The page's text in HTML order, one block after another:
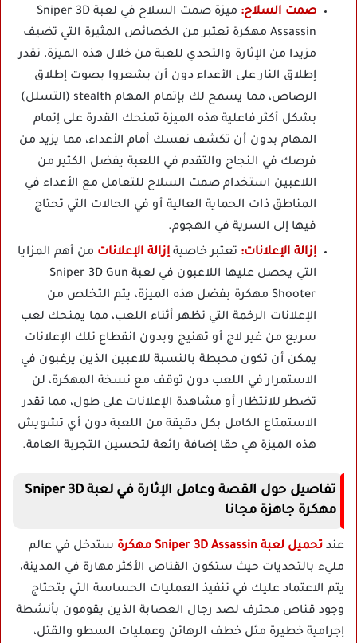
صمت السلاح:
ميزة صمت السلاح في لعبة Sniper 3D
Assassin مهكرة تعتبر من الخصائص المثيرة التي تضيف
مزيدا من الإثارة والتحدي للعبة من خلال هذه الميزة، تقدر
إطلاق النار على الأعداء دون أن يشعروا بصوت إطلاق
الرصاص، مما يسمح لك بإتمام المهام stealth (التسلل)
بشكل أكثر فاعلية هذه الميزة تمنحك القدرة على إتمام
المهام بدون أن تكشف نفسك أمام الأعداء، مما يزيد من
فرصك في النجاح والتقدم في اللعبة يفضل الكثير من
اللاعبين استخدام صمت السلاح للتعامل مع الأعداء في
المناطق ذات الحماية العالية أو في الحالات التي تحتاج
فيها إلى السرية في الهجوم.
إزالة الإعلانات: تعتبر خاصية إزالة الإعلانات من أهم المزايا
التي يحصل عليها اللاعبون في لعبة Sniper 3D Gun
Shooter مهكرة بفضل هذه الميزة، يتم التخلص من
الإعلانات الرخمة التي تظهر أثناء اللعب، مما يمنحك لعب
سريع من غير لاج أو تهنيج وبدون انقطاع تلك الإعلانات
يمكن أن تكون محبطة بالنسبة للاعبين الذين يرغبون في
الاستمرار في اللعب دون توقف مع نسخة المهكرة، لن
تضطر للانتظار أو مشاهدة الإعلانات على طول، مما تقدر
الاستمتاع الكامل بكل دقيقة من اللعبة دون أي تشويش
هذه الميزة هي حقا إضافة رائعة لتحسين التجربة العامة.
تفاصيل حول القصة وعامل الإثارة في لعبة Sniper 3D
مهكرة جاهزة مجانا
عند تحميل لعبة Sniper 3D Assassin مهكرة
ستدخل في عالم
مليء بالتحديات حيث ستكون القناص الأكثر مهارة في المدينة،
يتم الاعتماد عليك في تنفيذ العمليات الحساسة التي بتحتاج
وجود قناص محترف لصد رجال العصابة الذين يقومون بأنشطة
إجرامية خطيرة مثل خطف الرهائن وعمليات السطو والقتل،